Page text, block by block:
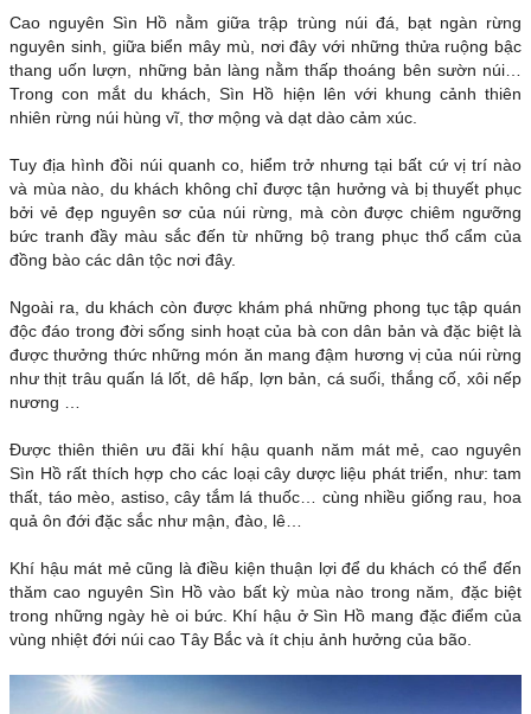
Cao nguyên Sìn Hồ nằm giữa trập trùng núi đá, bạt ngàn rừng
nguyên sinh, giữa biển mây mù, nơi đây với những thửa ruộng bậc
thang uốn lượn, những bản làng nằm thấp thoáng bên sườn núi…
Trong con mắt du khách, Sìn Hồ hiện lên với khung cảnh thiên
nhiên rừng núi hùng vĩ, thơ mộng và dạt dào cảm xúc.
Tuy địa hình đồi núi quanh co, hiểm trở nhưng tại bất cứ vị trí nào
và mùa nào, du khách không chỉ được tận hưởng và bị thuyết phục
bởi vẻ đẹp nguyên sơ của núi rừng, mà còn được chiêm ngưỡng
bức tranh đầy màu sắc đến từ những bộ trang phục thổ cẩm của
đồng bào các dân tộc nơi đây.
Ngoài ra, du khách còn được khám phá những phong tục tập quán
độc đáo trong đời sống sinh hoạt của bà con dân bản và đặc biệt là
được thưởng thức những món ăn mang đậm hương vị của núi rừng
như thịt trâu quấn lá lốt, dê hấp, lợn bản, cá suối, thắng cố, xôi nếp
nương …
Được thiên thiên ưu đãi khí hậu quanh năm mát mẻ, cao nguyên
Sìn Hồ rất thích hợp cho các loại cây dược liệu phát triển, như: tam
thất, táo mèo, astiso, cây tắm lá thuốc… cùng nhiều giống rau, hoa
quả ôn đới đặc sắc như mận, đào, lê…
Khí hậu mát mẻ cũng là điều kiện thuận lợi để du khách có thể đến
thăm cao nguyên Sìn Hồ vào bất kỳ mùa nào trong năm, đặc biệt
trong những ngày hè oi bức. Khí hậu ở Sìn Hồ mang đặc điểm của
vùng nhiệt đới núi cao Tây Bắc và ít chịu ảnh hưởng của bão.